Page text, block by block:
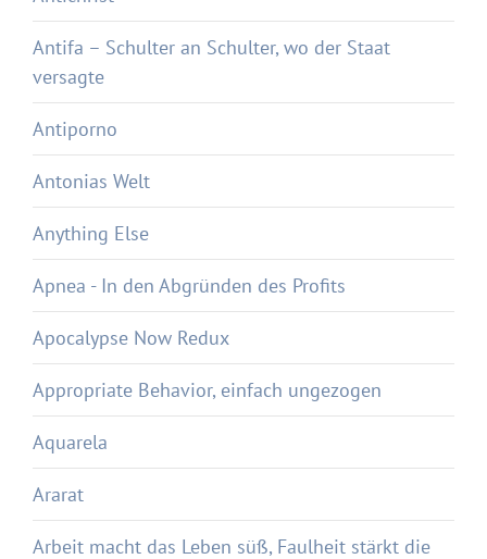
Antifa – Schulter an Schulter, wo der Staat
versagte
Antiporno
Antonias Welt
Anything Else
Apnea - In den Abgründen des Profits
Apocalypse Now Redux
Appropriate Behavior, einfach ungezogen
Aquarela
Ararat
Arbeit macht das Leben süß, Faulheit stärkt die